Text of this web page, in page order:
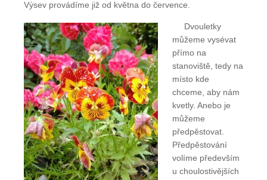
Výsev provádíme již od května do července.
Dvouletky
můžeme vysévat
přímo na
stanoviště, tedy na
místo kde
chceme, aby nám
kvetly. Anebo je
můžeme
předpěstovat.
Předpěstování
volíme především
u choulostivějších